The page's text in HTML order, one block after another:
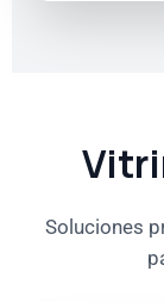
Soluciones